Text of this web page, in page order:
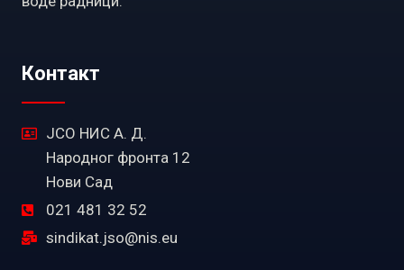
Контакт
ЈСО НИС А. Д.
Народног фронта 12
Нови Сад
021 481 32 52
sindikat.jso@nis.eu